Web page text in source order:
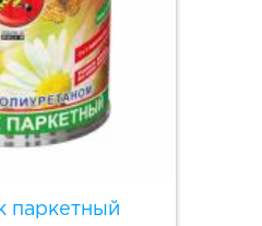
паркетный